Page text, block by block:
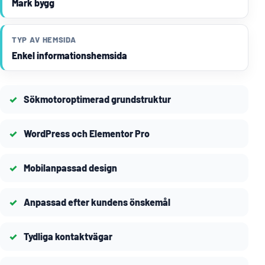
Mark bygg
TYP AV HEMSIDA
Enkel informationshemsida
Sökmotoroptimerad grundstruktur
WordPress och Elementor Pro
Mobilanpassad design
Anpassad efter kundens önskemål
Tydliga kontaktvägar